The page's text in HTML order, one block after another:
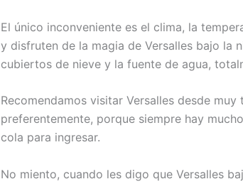
El único inconveniente es el clima, la
y disfruten de la magia de Versalles bajo la
cubiertos de nieve y la fuente de agua,
Recomendamos visitar Versalles desde
preferentemente, porque siempre hay
cola para ingresar.
No miento, cuando les digo que Versalles